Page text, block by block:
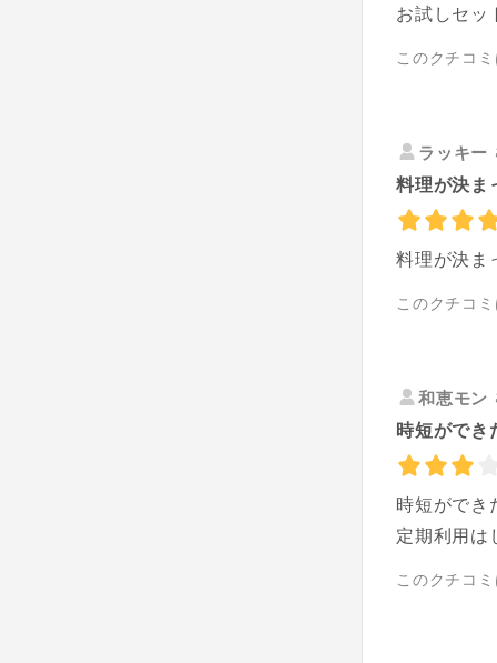
お試しセッ
このクチコ
ラッキー
料理が決ま
料理が決ま
このクチコ
和恵モン
時短ができ
時短ができ
定期利用は
このクチコ